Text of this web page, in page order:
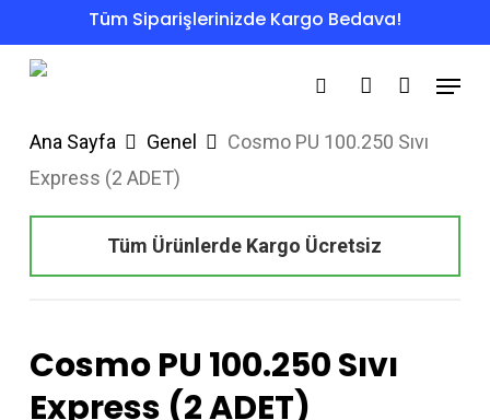
to
Tüm Siparişlerinizde Kargo Bedava!
search account
Menu
Ana Sayfa Genel
Cosmo PU 100.250 Sıvı
Express (2 ADET)
Tüm Ürünlerde Kargo Ücretsiz
Cosmo PU 100.250 Sıvı
Express (2 ADET)